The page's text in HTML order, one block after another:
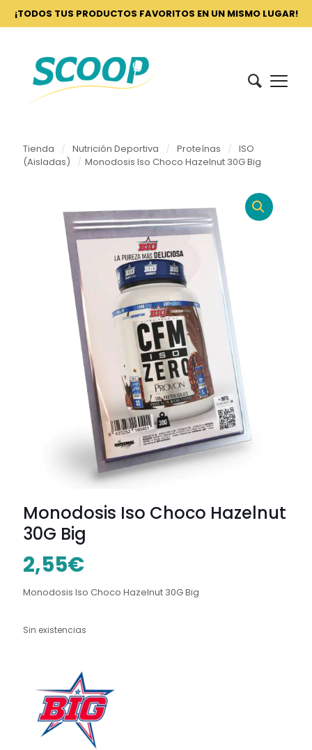
¡TODOS TUS PRODUCTOS FAVORITOS EN UN MISMO LUGAR!
Tienda / Nutrición Deportiva / Proteínas / ISO
(Aisladas)
/ Monodosis Iso Choco Hazelnut 30G Big
Monodosis Iso Choco Hazelnut
30G Big
2,55€
Monodosis Iso Choco Hazelnut 30G Big
Sin existencias